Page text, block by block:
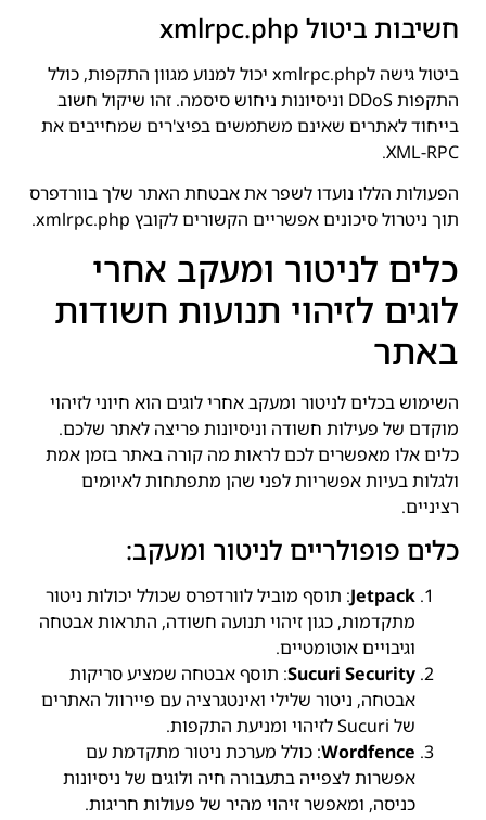
חשיבות ביטול xmlrpc.php
ביטול גישה לxmlrpc.php יכול למנוע מגוון התקפות, כולל
התקפות DDoS וניסיונות ניחוש סיסמה. זהו שיקול חשוב
בייחוד לאתרים שאינם משתמשים בפיצ'רים שמחייבים את
XML-RPC.
הפעולות הללו נועדו לשפר את אבטחת האתר שלך בוורדפרס
תוך ניטרול סיכונים אפשריים הקשורים לקובץ xmlrpc.php.
כלים לניטור ומעקב אחרי
לוגים לזיהוי תנועות חשודות
באתר
השימוש בכלים לניטור ומעקב אחרי לוגים הוא חיוני לזיהוי
מוקדם של פעילות חשודה וניסיונות פריצה לאתר שלכם.
כלים אלו מאפשרים לכם לראות מה קורה באתר בזמן אמת
ולגלות בעיות אפשריות לפני שהן מתפתחות לאיומים
רציניים.
כלים פופולריים לניטור ומעקב:
Jetpack: תוסף מוביל לוורדפרס שכולל יכולות ניטור
מתקדמות, כגון זיהוי תנועה חשודה, התראות אבטחה
וגיבויים אוטומטיים.
Sucuri Security: תוסף אבטחה שמציע סריקות
אבטחה, ניטור שלילי ואינטגרציה עם פיירוול האתרים
של Sucuri לזיהוי ומניעת התקפות.
Wordfence: כולל מערכת ניטור מתקדמת עם
אפשרות לצפייה בתעבורה חיה ולוגים של ניסיונות
כניסה, ומאפשר זיהוי מהיר של פעולות חריגות.